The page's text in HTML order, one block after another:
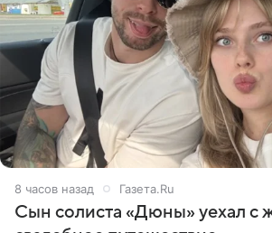
8 часов назад Газета.Ru
Сын солиста «Дюны» уехал с